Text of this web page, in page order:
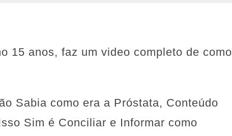
15 anos, faz um video completo de como
Sabia como era a Próstata, Conteúdo
Sim é Conciliar e Informar como